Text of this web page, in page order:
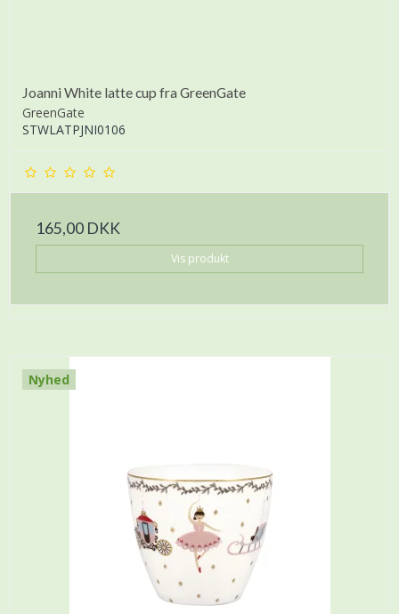
Joanni White latte cup fra GreenGate
GreenGate
STWLATPJNI0106
165,00 DKK
Vis produkt
Nyhed